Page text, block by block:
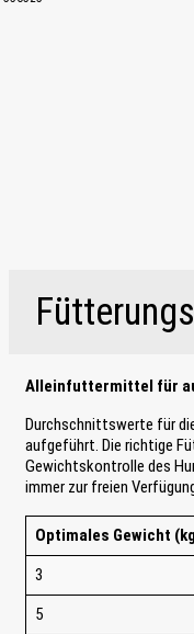
Alleinfuttermittel für
Durchschnittswerte für
aufgeführt. Die richtige
Gewichtskontrolle des
immer zur freien
Optimales Gewicht
3
5